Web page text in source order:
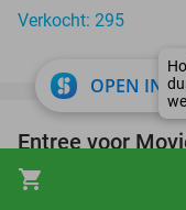
shopping_cart
Verkocht: 295
Entree voor
Movie Park Germany
OPEN IN